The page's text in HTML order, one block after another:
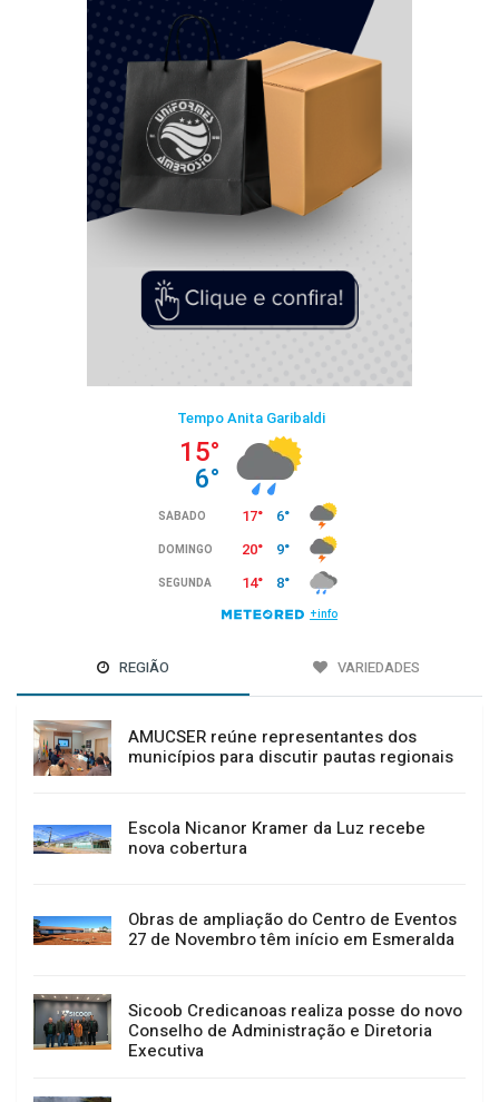
REGIÃO VARIEDADES
AMUCSER reúne representantes dos
municípios para discutir pautas regionais
Escola Nicanor Kramer da Luz recebe
nova cobertura
Obras de ampliação do Centro de Eventos
27 de Novembro têm início em Esmeralda
Sicoob Credicanoas realiza posse do novo
Conselho de Administração e Diretoria
Executiva